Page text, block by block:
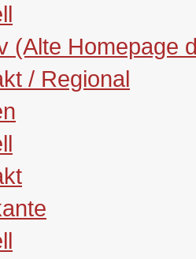
(Alte Homepage
/ Regional